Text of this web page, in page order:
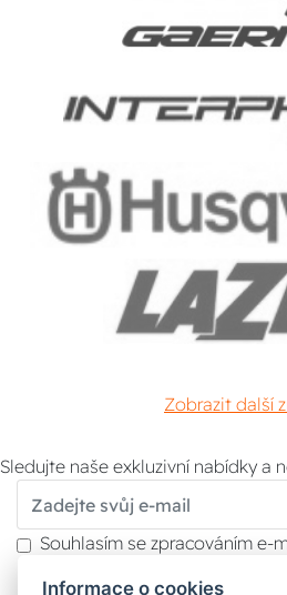
Zobrazit další
Sledujte naše exkluzivní nabídky a
Souhlasím se zpracováním e-
Informace o cookies